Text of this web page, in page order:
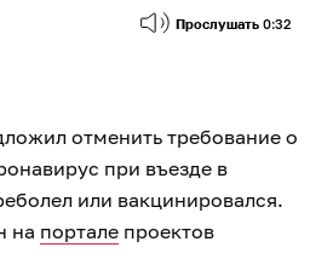
Прослушать 0:32
отменить требование о
при въезде в
или вакцинировался.
на портале проектов